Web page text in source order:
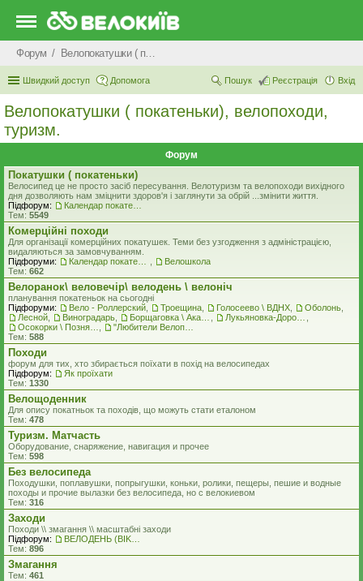
Форум Велопокатушки ( покатеньки), велопоходи, туризм.
Швидкий доступ Допомога Вхід
Реєстрація
Пошук
Велопокатушки ( покатеньки), велопоходи,
туризм.
Форум
Покатушки ( покатеньки)
Велосипед це не просто засіб пересування. Велотуризм та велопоходи вихідного
дня дозволяють нам зміцнити здоров'я і заглянути за обрій ...змінити життя.
Підфорум:
Тем: 5549
Комерцiйнi походи
Для організації комерційних покатушек. Теми без узгодження з адміністрацією,
видаляються за замовчуванням.
Підфоруми:
Велошкола
Тем: 662
Велоранок\ веловечір\ велодень \ велоніч
планування покатеньок на сьогодні
Підфоруми:
Вело - Роллерский Троещина Голосеево \ ВДНХ Оболонь
Лесной
Виноградарь
Тем: 588
Походи
форум для тих, хто збирається поїхати в похід на велосипедах
Підфорум:
Як проїхати
Тем: 1330
Велощоденник
Для опису покатньок та походів, що можуть стати еталоном
Тем: 478
Туризм. Матчасть
Оборудование, снаряжение, навигация и прочее
Тем: 598
Без велосипеда
Походушки, поплавушки, попрыгушки, коньки, ролики, пещеры, пешие и водные
походы и прочие вылазки без велосипеда, но с велокиевом
Тем: 316
Заходи
Походи \\ змагання \\ масштабні заходи
Підфорум:
Тем: 896
Змагання
Тем: 461